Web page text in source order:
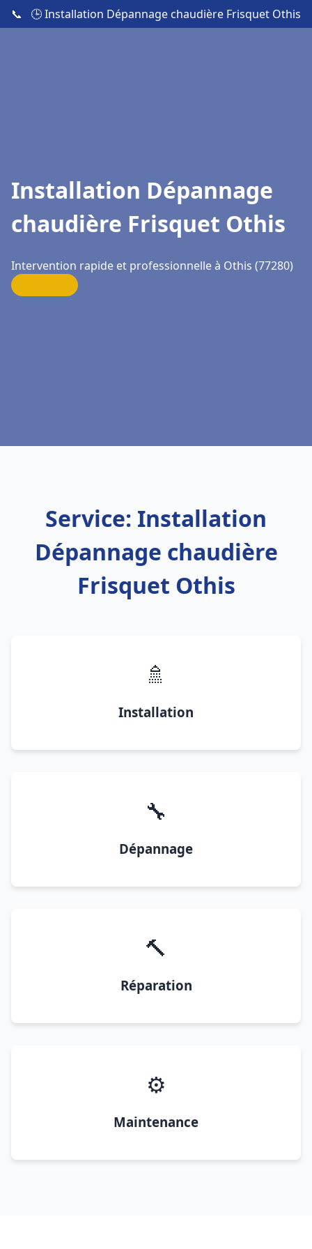
📞 🕒 Installation Dépannage chaudière Frisquet Othis
Installation Dépannage
chaudière Frisquet Othis
Intervention rapide et professionnelle à Othis (77280)
Service: Installation
Dépannage chaudière
Frisquet Othis
🚿
Installation
🔧
Dépannage
🔨
Réparation
⚙️
Maintenance